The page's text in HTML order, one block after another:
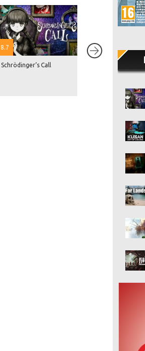
8.7
Schrödinger’s Call
Netflix je
Rockstaru blizu
nekoliko sati
prikaza GTA VI